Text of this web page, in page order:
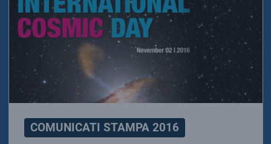
COMUNICATI STAMPA 2016